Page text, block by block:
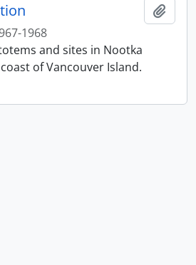
1968
and sites in Nootka
of Vancouver Island.